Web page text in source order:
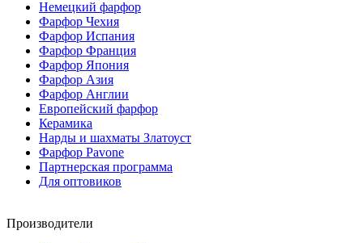
Немецкий фарфор
Фарфор Чехия
Фарфор Испания
Фарфор Франция
Фарфор Япония
Фарфор Азия
Фарфор Англии
Европейский фарфор
Керамика
Нарды и шахматы Златоуст
Фарфор Pavone
Партнерская программа
Для оптовиков
Производители